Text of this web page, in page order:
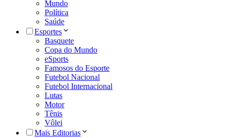
Mundo
Política
Saúde
Esportes
Basquete
Copa do Mundo
eSports
Famosos do Esporte
Futebol Nacional
Futebol Internacional
Lutas
Motor
Tênis
Vôlei
Mais Editorias